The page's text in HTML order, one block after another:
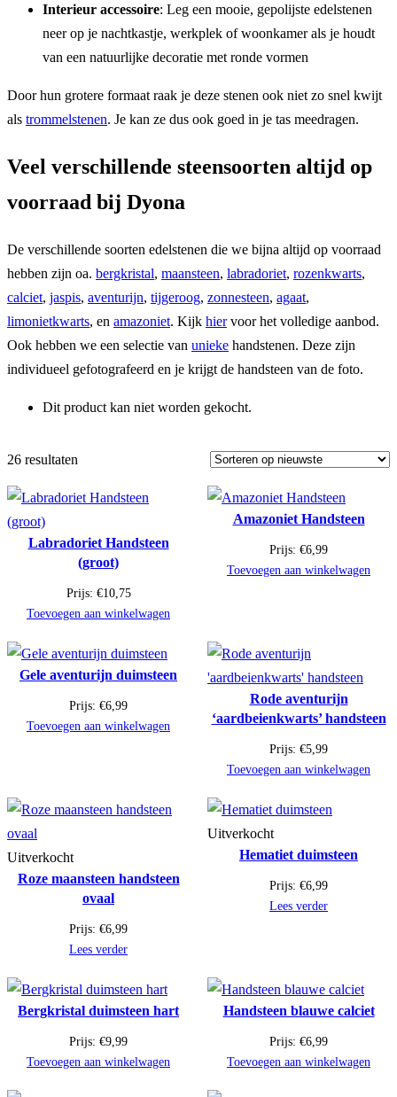
Interieur accessoire: Leg een mooie, gepolijste edelstenen
neer op je nachtkastje, werkplek of woonkamer als je houdt
van een natuurlijke decoratie met ronde vormen
Door hun grotere formaat raak je deze stenen ook niet zo snel kwijt
als trommelstenen. Je kan ze dus ook goed in je tas meedragen.
Veel verschillende steensoorten altijd op
voorraad bij Dyona
De verschillende soorten edelstenen die we bijna altijd op voorraad
hebben zijn oa. bergkristal, maansteen, labradoriet, rozenkwarts,
calciet, jaspis, aventurijn, tijgeroog, zonnesteen, agaat,
limonietkwarts, en amazoniet. Kijk hiervoor het volledige aanbod.
Ook hebben we een selectie van unieke handstenen. Deze zijn
individueel gefotografeerd en je krijgt de handsteen van de foto.
Dit product kan niet worden gekocht.
26 resultaten
Labradoriet Handsteen
(groot)
Prijs: €10,75
Toevoegen aan winkelwagen
Amazoniet Handsteen
Prijs: €6,99
Toevoegen aan winkelwagen
Gele aventurijn duimsteen
Prijs: €6,99
Toevoegen aan winkelwagen
Rode aventurijn
‘aardbeienkwarts’ handsteen
Prijs: €5,99
Toevoegen aan winkelwagen
Uitverkocht
Roze maansteen handsteen
ovaal
Prijs: €6,99
Lees verder
Uitverkocht
Hematiet duimsteen
Prijs: €6,99
Lees verder
Bergkristal duimsteen hart
Prijs: €9,99
Toevoegen aan winkelwagen
Handsteen blauwe calciet
Prijs: €6,99
Toevoegen aan winkelwagen